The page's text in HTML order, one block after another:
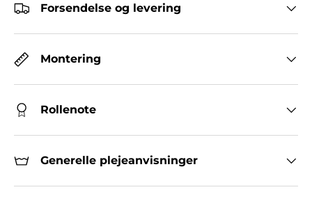
Forsendelse og levering
Montering
Rollenote
Generelle plejeanvisninger